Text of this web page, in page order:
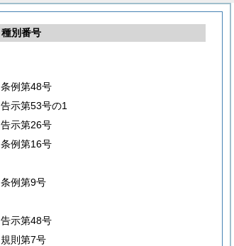
種別番号
条例第48号
告示第53号の1
告示第26号
条例第16号
条例第9号
告示第48号
規則第7号